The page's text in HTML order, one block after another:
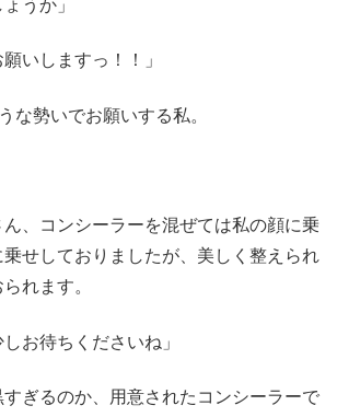
うか」
いしますっ！！」
な勢いでお願いする私。
、コンシーラーを混ぜては私の顔に乗
せしておりましたが、美しく整えられ
れます。
お待ちくださいね」
すぎるのか、用意されたコンシーラーで